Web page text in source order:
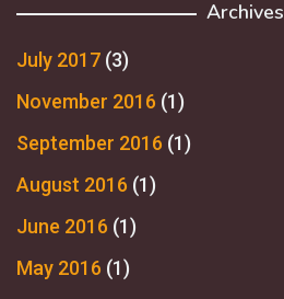
Archives
July 2017 (3)
November 2016 (1)
September 2016 (1)
August 2016 (1)
June 2016 (1)
May 2016 (1)